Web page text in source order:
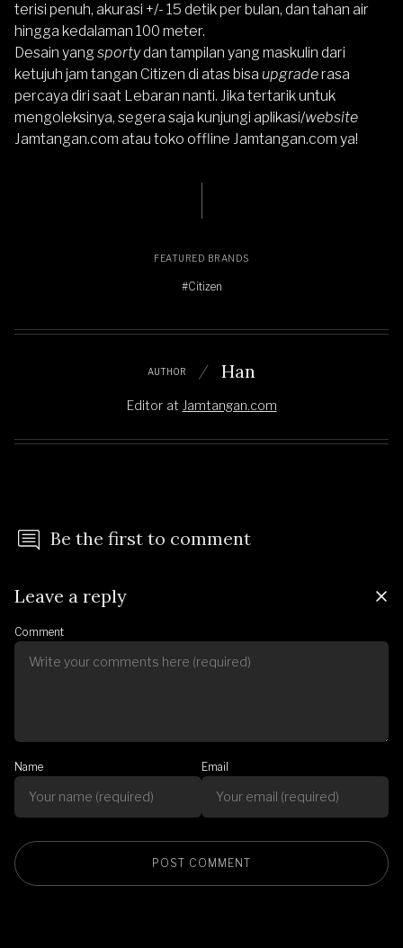
terisi penuh, akurasi +/- 15 detik per bulan, dan tahan air
hingga kedalaman 100 meter.
Desain yang sportydan tampilan yang maskulin dari
ketujuh jam tangan Citizen di atas bisa upgraderasa
percaya diri saat Lebaran nanti. Jika tertarik untuk
mengoleksinya, segera saja kunjungi aplikasi/website
Jamtangan.com atau toko offline Jamtangan.com ya!
FEATURED BRANDS
#Citizen
AUTHOR Han
Editor at Jamtangan.com
Be the first to comment
Leave a reply
Comment
Name Email